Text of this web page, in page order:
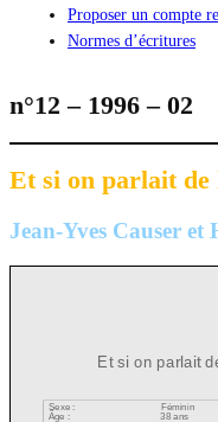
Proposer un compte
Normes d’écritures
n°12 – 1996 – 02
Et si on parlait de
Jean-Yves Causer